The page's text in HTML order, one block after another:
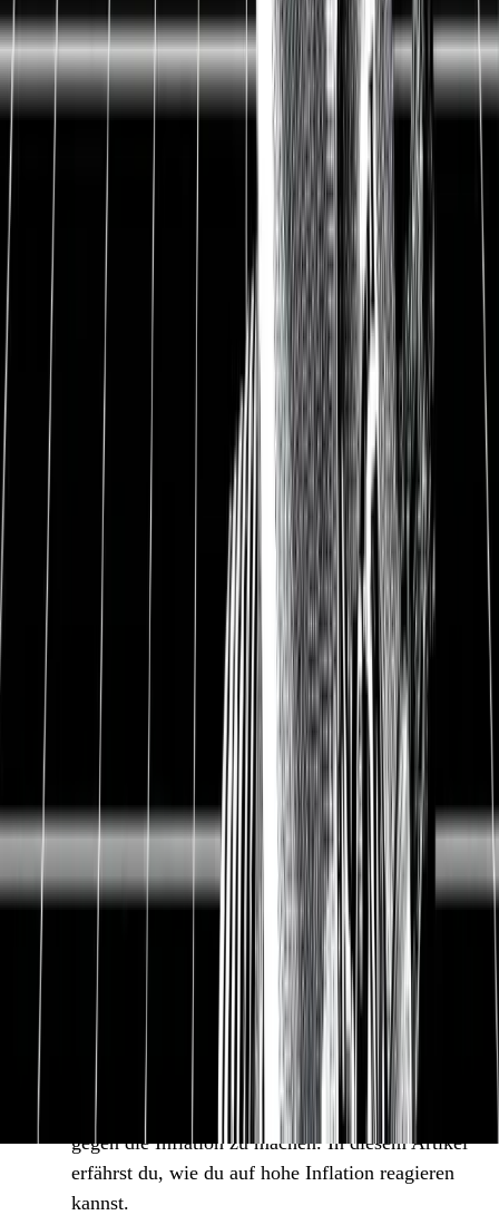
Die deutsche Inflation liegt bei 7,3 %. Im März
2022 erlebt Deutschland die höchste Inflation
seit über 40 Jahren mit 7,3 % Verteuerung zu
2021. Die Coronakrise, die Lieferkrise und der
Ukraine-Krieg schocken viele Unternehmen. Die
Preise für Güter steigen und kennen bisher keine
Pause. Besonders an der Tankstelle oder beim
Heizen merken wir es.
Die Zentralbanken müssen reagieren. Inflation
ist nichts Schlechtes, aber in diesem Ausmaß
schon. Unsere Wirtschaft wird durch die hohe
Inflation bedroht. Sparer verlieren an Vermögen
und wir könnten in eine Inflationsspirale geraten.
Deshalb reagieren die Zentralbanken weltweit
mit Zinserhöhungen, um die Nachfrage nach
Gütern zu bremsen.
Einige Aktien könnten in dieser Phase
verlieren, aber es gibt andere Investments.
Inflation macht besonders Wachstumsaktien
unattraktiv. Deshalb straucheln einige Aktien.
Aber wir als Privatanleger können auf
verschiedene Weise reagieren, um uns wetterfest
gegen die Inflation zu machen. In diesem Artikel
erfährst du, wie du auf hohe Inflation reagieren
kannst.